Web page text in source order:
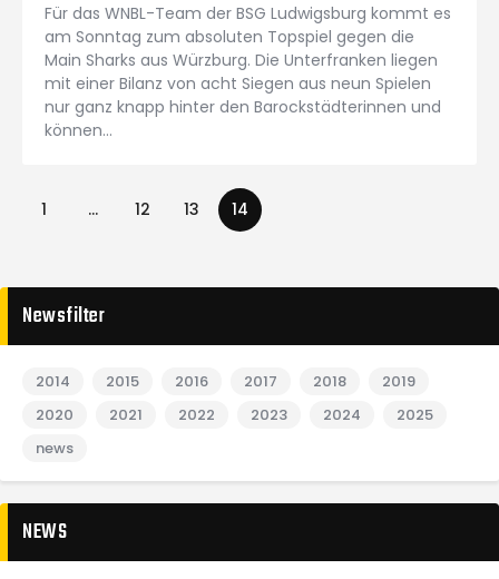
Für das WNBL-Team der BSG Ludwigsburg kommt es
am Sonntag zum absoluten Topspiel gegen die
Main Sharks aus Würzburg. Die Unterfranken liegen
mit einer Bilanz von acht Siegen aus neun Spielen
nur ganz knapp hinter den Barockstädterinnen und
können…
1 … 12 13 14
Newsfilter
2014 2015 2016 2017 2018
2019
2020
2021 2022 2023 2024
2025
news
NEWS